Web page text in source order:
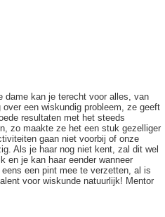
dame kan je terecht voor alles, van
een wiskundig probleem, ze geeft
resultaten met het steeds
zo maakte ze het een stuk gezelliger
gaan niet voorbij of onze
Als je haar nog niet kent, zal dit wel
en je kan haar eender wanneer
een pint mee te verzetten, al is
voor wiskunde natuurlijk! Mentor